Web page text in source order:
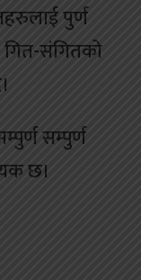
पुर्ण
संगितको
सम्पुर्ण
छ।